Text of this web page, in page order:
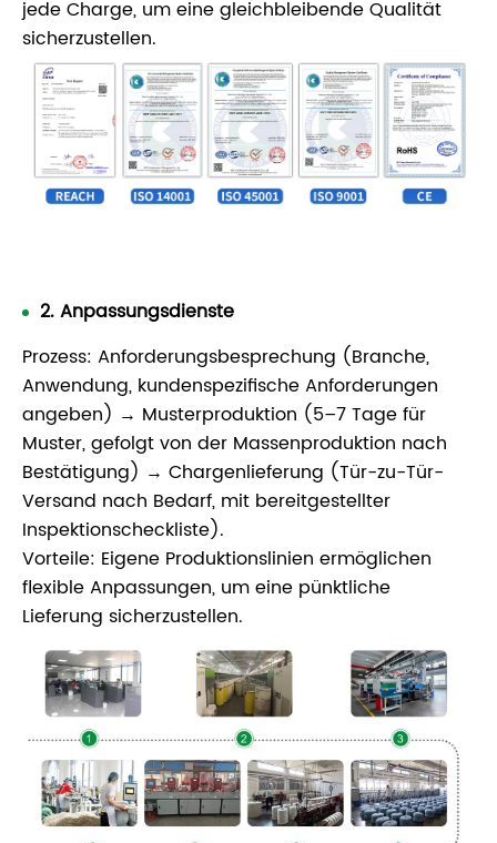
jede Charge, um eine gleichbleibende Qualität
sicherzustellen.
2. Anpassungsdienste
Prozess: Anforderungsbesprechung (Branche,
Anwendung, kundenspezifische Anforderungen
angeben) → Musterproduktion (5–7 Tage für
Muster, gefolgt von der Massenproduktion nach
Bestätigung) → Chargenlieferung (Tür-zu-Tür-
Versand nach Bedarf, mit bereitgestellter
Inspektionscheckliste).
Vorteile: Eigene Produktionslinien ermöglichen
flexible Anpassungen, um eine pünktliche
Lieferung sicherzustellen.